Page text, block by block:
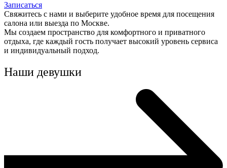
Записаться
Свяжитесь с нами и выберите удобное время для посещения
салона или выезда по Москве.
Мы создаем пространство для комфортного и приватного
отдыха, где каждый гость получает высокий уровень сервиса
и индивидуальный подход.
Наши девушки